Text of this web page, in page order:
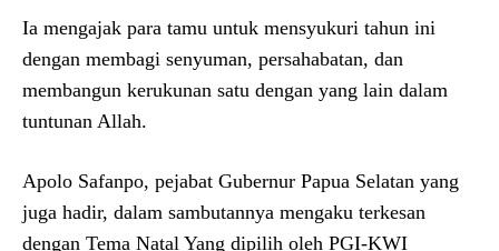
Ia mengajak para tamu untuk mensyukuri tahun ini
dengan membagi senyuman, persahabatan, dan
membangun kerukunan satu dengan yang lain dalam
tuntunan Allah.
Apolo Safanpo, pejabat Gubernur Papua Selatan yang
juga hadir, dalam sambutannya mengaku terkesan
dengan Tema Natal Yang dipilih oleh PGI-KWI